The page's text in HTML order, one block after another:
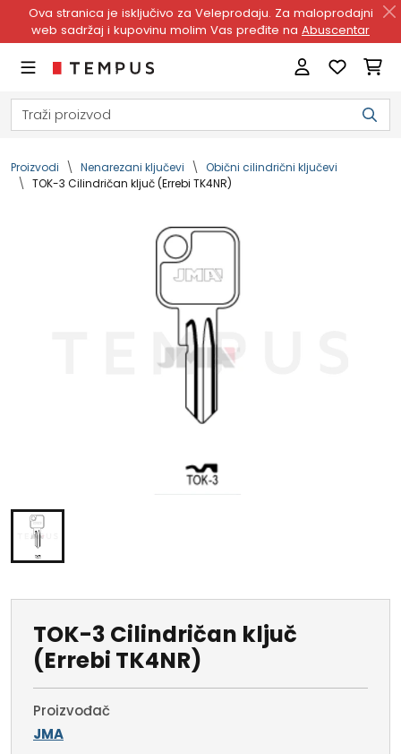
Ova stranica je isključivo za Veleprodaju. Za maloprodajni
web sadržaj i kupovinu molim Vas pređite na Abuscentar
Proizvodi Nenarezani ključevi
Obični cilindrični ključevi
TOK-3 Cilindričan ključ (Errebi TK4NR)
TOK-3 Cilindričan ključ
(Errebi TK4NR)
Proizvođač
JMA